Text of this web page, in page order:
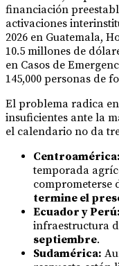
financiación
activaciones
2026 en Guatemala,
10.5 millones de
en Casos de
145,000 personas de
El problema radica
insuficientes ante la
el calendario no da
Centroamérica:
temporada
comprometerse
termine el
Ecuador y Perú:
infraestructura
septiembre.
Sudamérica: